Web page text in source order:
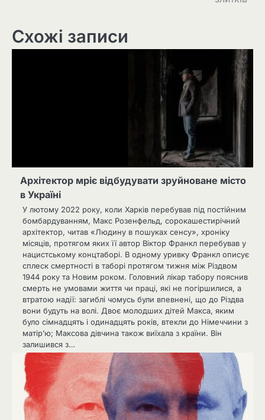
Схожі записи
Архітектор мріє відбудувати зруйноване місто
в Україні
У лютому 2022 року, коли Харків перебував під постійним
бомбардуванням, Макс Розенфельд, сорокашестирічний
архітектор, читав «Людину в пошуках сенсу», хроніку
місяців, протягом яких її автор Віктор Франкл перебував у
нацистському концтаборі. В одному уривку Франкл описує
сплеск смертності в таборі протягом тижня між Різдвом
1944 року та Новим роком. Головний лікар табору пояснив
смерть не умовами життя чи праці, які не погіршилися, а
втратою надії: загиблі чомусь були впевнені, що до Різдва
вони будуть на волі. Двоє молодших дітей Макса, яким
було сімнадцять і одинадцять років, втекли до Німеччини з
матір’ю; Максова дівчина також виїхала з країни. Він
залишився з…